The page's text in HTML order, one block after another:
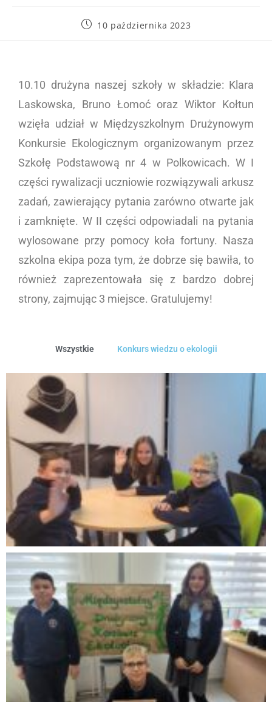
10 października 2023
10.10 drużyna naszej szkoły w składzie: Klara
Laskowska, Bruno Łomoćoraz Wiktor Kołtun
wzięła udział w Międzyszkolnym Drużynowym
Konkursie Ekologicznym organizowanym przez
Szkołę Podstawową nr 4 w Polkowicach. W I
części rywalizacji uczniowie rozwiązywali arkusz
zadań, zawierający pytania zarówno otwarte jak
i zamknięte. W II części odpowiadali na pytania
wylosowane przy pomocy koła fortuny. Nasza
szkolna ekipa poza tym, że dobrze się bawiła, to
również zaprezentowała się z bardzo dobrej
strony, zajmując 3 miejsce. Gratulujemy!
Wszystkie Konkurs wiedzu o ekologii